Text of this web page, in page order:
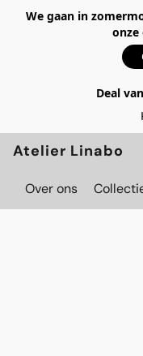
We gaan in
onze
Deal
Atelier Linabo
Over ons